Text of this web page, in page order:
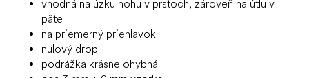
vhodná na úzku nohu v prstoch, zároveň na útlu v
päte
na priemerný priehlavok
nulový drop
podrážka krásne ohybná